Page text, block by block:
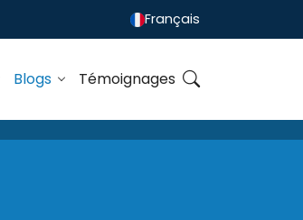
Français
Blogs Témoignages